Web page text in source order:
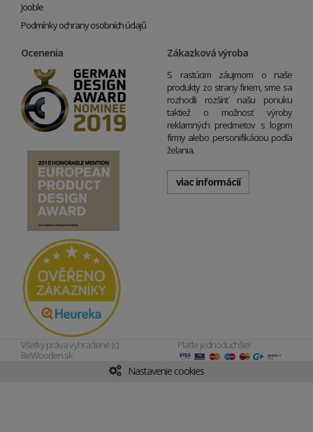
Jooble
Podmínky ochrany osobních údajů
Ocenenia Zákazková výroba
S rastúcim záujmom o naše
produkty zo strany firiem, sme sa
rozhodli rozšíriť našu ponuku
taktiež o možnosť výroby
reklamných predmetov s logom
firmy alebo personifikáciou podľa
želania.
viac informácií
Všetky práva vyhradené (c)
BeWooden.sk
Plaťte jednoduchšie!
Nastavenie cookies